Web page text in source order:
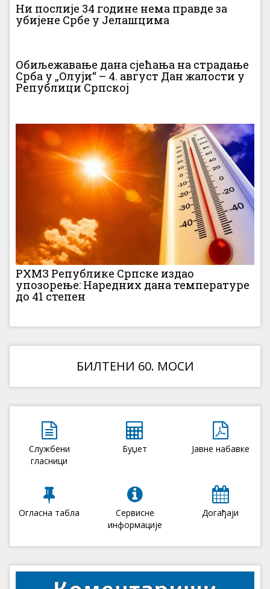
Ни послије 34 године нема правде за
убијене Србе у Јелашцима
Обиљежавање дана сјећања на страдање
Срба у „Олуји“ – 4. август Дан жалости у
Републици Српској
РХМЗ Републике Српске издао
упозорење: Наредних дана температуре
до 41 степен
БИЛТЕНИ 60. МОСИ
Службени
гласници
Буџет Јавне набавке
Огласна табла
Сервисне
информације
Догађаји